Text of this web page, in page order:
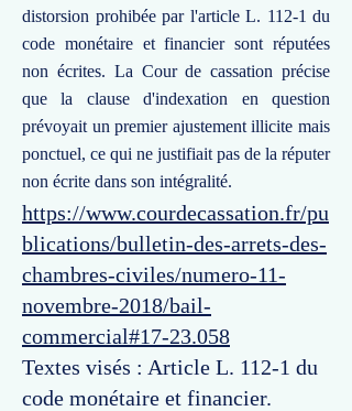
distorsion prohibée par l'article L. 112-1 du
code monétaire et financier sont réputées
non écrites. La Cour de cassation précise
que la clause d'indexation en question
prévoyait un premier ajustement illicite mais
ponctuel, ce qui ne justifiait pas de la réputer
non écrite dans son intégralité.
https://www.courdecassation.fr/pu
blications/bulletin-des-arrets-des-
chambres-civiles/numero-11-
novembre-2018/bail-
commercial#17-23.058
Textes visés : Article L. 112-1 du
code monétaire et financier.